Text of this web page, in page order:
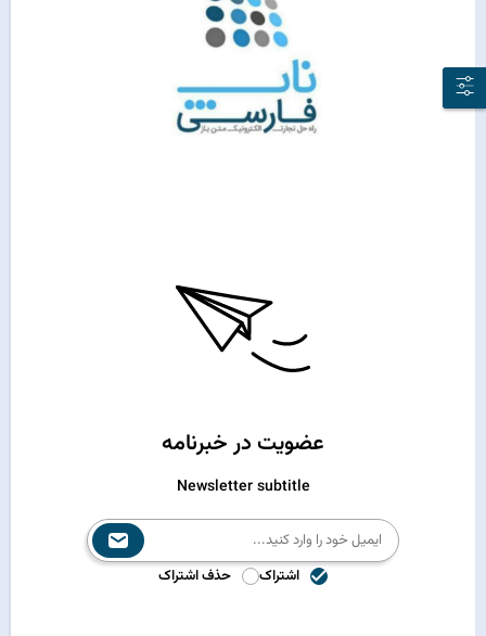
عضویت در خبرنامه
Newsletter subtitle
اشتراک حذف اشتراک